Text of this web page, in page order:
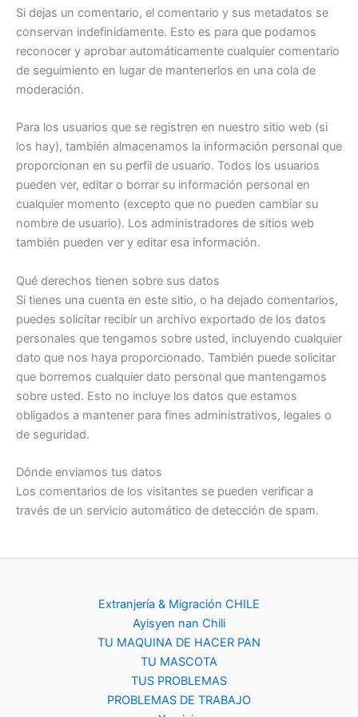
Si dejas un comentario, el comentario y sus metadatos se
conservan indefinidamente. Esto es para que podamos
reconocer y aprobar automáticamente cualquier comentario
de seguimiento en lugar de mantenerlos en una cola de
moderación.
Para los usuarios que se registren en nuestro sitio web (si
los hay), también almacenamos la información personal que
proporcionan en su perfil de usuario. Todos los usuarios
pueden ver, editar o borrar su información personal en
cualquier momento (excepto que no pueden cambiar su
nombre de usuario). Los administradores de sitios web
también pueden ver y editar esa información.
Qué derechos tienen sobre sus datos
Si tienes una cuenta en este sitio, o ha dejado comentarios,
puedes solicitar recibir un archivo exportado de los datos
personales que tengamos sobre usted, incluyendo cualquier
dato que nos haya proporcionado. También puede solicitar
que borremos cualquier dato personal que mantengamos
sobre usted. Esto no incluye los datos que estamos
obligados a mantener para fines administrativos, legales o
de seguridad.
Dónde enviamos tus datos
Los comentarios de los visitantes se pueden verificar a
través de un servicio automático de detección de spam.
Extranjería & Migración CHILE
Ayisyen nan Chili
TU MAQUINA DE HACER PAN
TU MASCOTA
TUS PROBLEMAS
PROBLEMAS DE TRABAJO